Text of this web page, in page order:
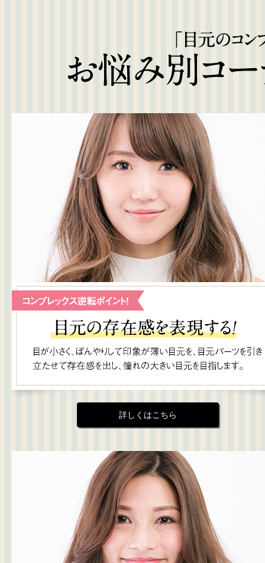
詳しくはこちら